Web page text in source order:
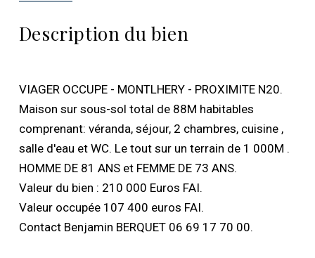
Description du bien
VIAGER OCCUPE - MONTLHERY - PROXIMITE N20.
Maison sur sous-sol total de 88M habitables
comprenant: véranda, séjour, 2 chambres, cuisine ,
salle d'eau et WC. Le tout sur un terrain de 1 000M .
HOMME DE 81 ANS et FEMME DE 73 ANS.
Valeur du bien : 210 000 Euros FAI.
Valeur occupée 107 400 euros FAI.
Contact Benjamin BERQUET 06 69 17 70 00.